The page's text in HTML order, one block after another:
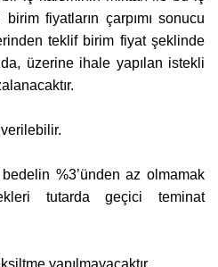
fiyatların çarpımı sonucu
teklif birim fiyat şeklinde
üzerine ihale yapılan istekli
verilebilir.
%3’ünden az olmamak
tutarda geçici teminat
yapılmayacaktır.